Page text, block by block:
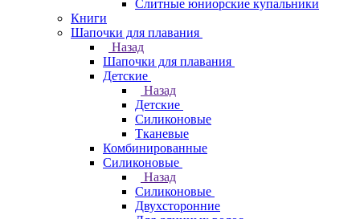
Слитные юниорские купальники
Книги
Шапочки для плавания
Назад
Шапочки для плавания
Детские
Назад
Детские
Силиконовые
Тканевые
Комбинированные
Силиконовые
Назад
Силиконовые
Двухсторонние